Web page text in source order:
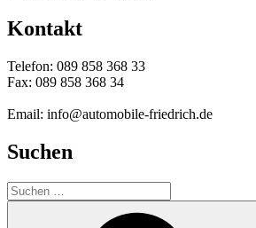
Kontakt
Telefon: 089 858 368 33
Fax: 089 858 368 34
Email: info@automobile-friedrich.de
Suchen
Suche
nach: